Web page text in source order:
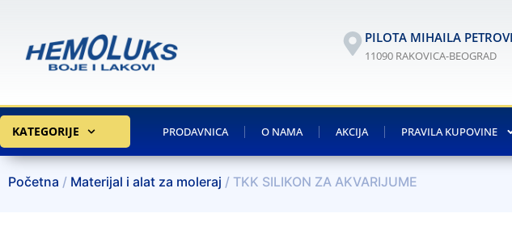
PILOTA MIHAILA
11090 RAKOVICA-BEOGRAD
KATEGORIJE PRODAVNICA O NAMA AKCIJA PRAVILA KUPOVINE
Početna / Materijal i alat za moleraj / TKK SILIKON ZA AKVARIJUME